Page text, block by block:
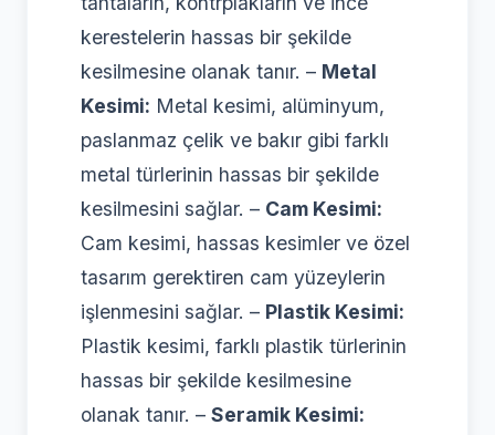
kerestelerin hassas bir şekilde
kesilmesine olanak tanır. – Metal
Kesimi: Metal kesimi, alüminyum,
paslanmaz çelik ve bakır gibi farklı
metal türlerinin hassas bir şekilde
kesilmesini sağlar. – Cam Kesimi:
Cam kesimi, hassas kesimler ve özel
tasarım gerektiren cam yüzeylerin
işlenmesini sağlar. – Plastik Kesimi:
Plastik kesimi, farklı plastik türlerinin
hassas bir şekilde kesilmesine
olanak tanır. – Seramik Kesimi: